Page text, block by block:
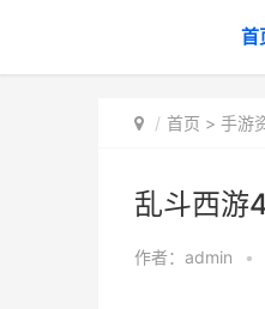
首
首页 > 手游
乱斗西游
作者： admin •